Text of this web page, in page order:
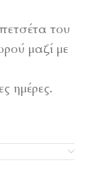
του
μαζί με
ημέρες.